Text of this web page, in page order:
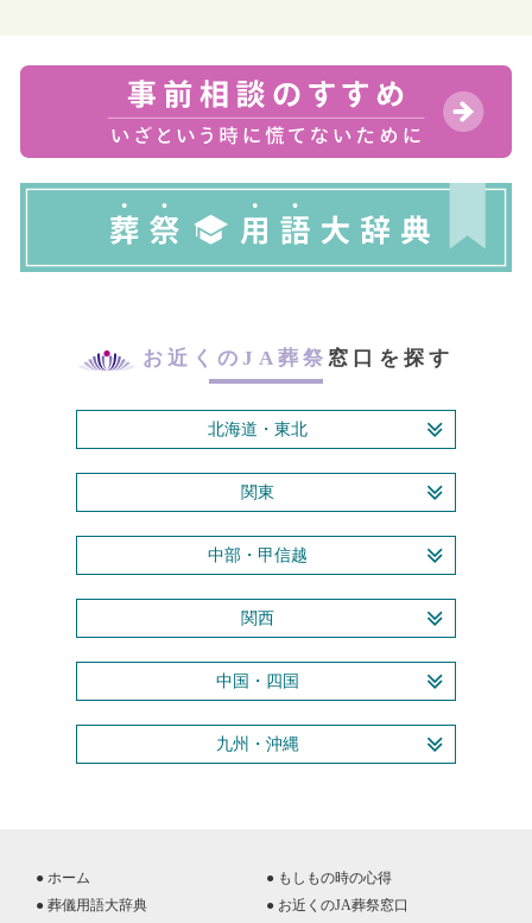
お近くのJA葬祭 窓口を探す
北海道・東北
関東
中部・甲信越
関西
中国・四国
九州・沖縄
● ホーム
● もしもの時の心得
● 葬儀用語大辞典
● お近くのJA葬祭窓口